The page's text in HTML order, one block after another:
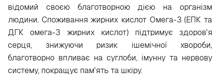
відомий своєю благотворною дією на організм
людини. Споживання жирних кислот Омега-3 (ЕПК та
ДГК омега-3 жирних кислот) підтримує здоров'я
серця, знижуючи ризик ішемічної хвороби,
благотворно впливає на суглоби, імунну та нервову
систему, покращує пам'ять та шкіру.